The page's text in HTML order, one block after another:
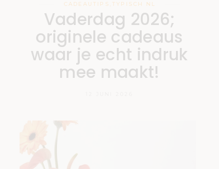
CADEAUTIPS ,TYPISCH NL
Vaderdag 2026;
originele cadeaus
waar je echt indruk
mee maakt!